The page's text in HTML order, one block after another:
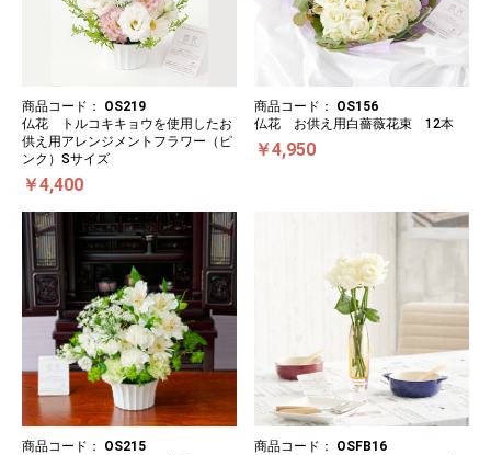
商品コード： OS219
仏花 トルコキキョウを使用したお
供え用アレンジメントフラワー（ピ
ンク）Sサイズ
￥4,400
商品コード： OS156
仏花 お供え用白薔薇花束 12本
￥4,950
商品コード： OS215
商品コード： OSFB16